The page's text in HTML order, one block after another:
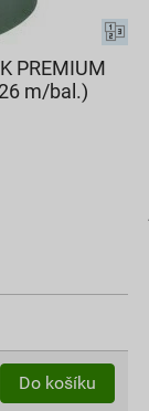
PREMIUM
m/bal.)
Do košíku